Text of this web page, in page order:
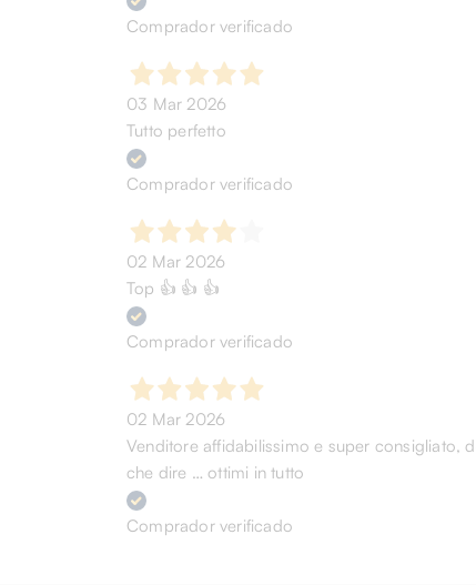
Comprador verificado
03 Mar 2026
Tutto perfetto
Comprador verificado
02 Mar 2026
Top 👍 👍 👍
Comprador verificado
02 Mar 2026
Venditore affidabilissimo e super consigliato,
che dire … ottimi in tutto
Comprador verificado